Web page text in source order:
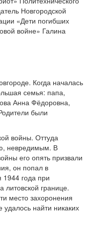
Новгородской
«Дети погибших
войне» Галина
Когда началась
семья: папа,
Анна Фёдоровна,
были
войны. Оттуда
невредимым. В
его опять призвали
он попал в
1944 года при
литовской границе.
место захоронения
найти никаких